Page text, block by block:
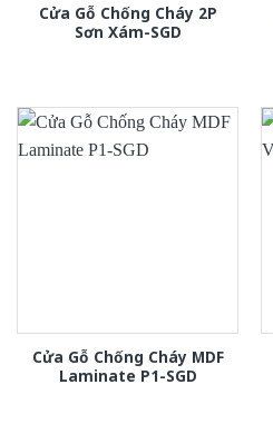
Cửa Gỗ Chống Cháy 2P
Sơn Xám-SGD
Cửa Gỗ Chống Cháy MDF
Laminate P1-SGD